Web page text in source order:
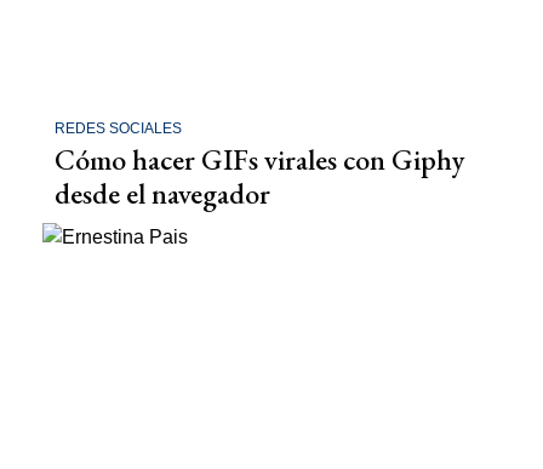
REDES SOCIALES
Cómo hacer GIFs virales con Giphy
desde el navegador